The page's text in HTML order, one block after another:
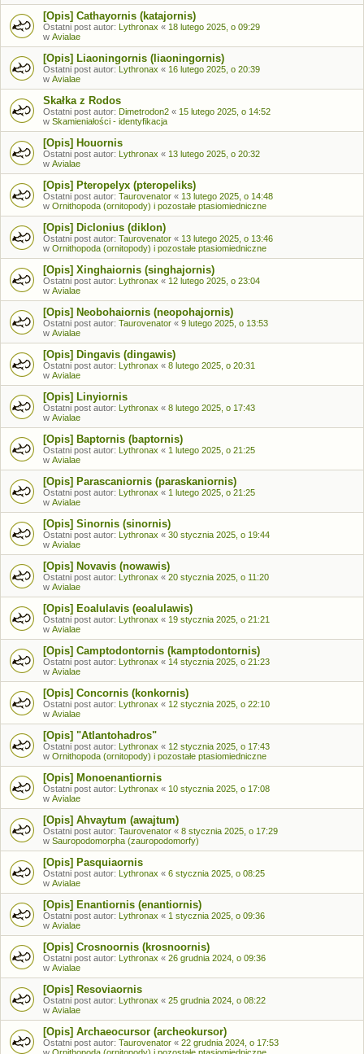
[Opis] Cathayornis (katajornis)
Ostatni post autor: Lythronax « 18 lutego 2025, o 09:29
w Avialae
[Opis] Liaoningornis (liaoningornis)
Ostatni post autor: Lythronax « 16 lutego 2025, o 20:39
w Avialae
Skałka z Rodos
Ostatni post autor: Dimetrodon2 « 15 lutego 2025, o 14:52
w Skamieniałości - identyfikacja
[Opis] Houornis
Ostatni post autor: Lythronax « 13 lutego 2025, o 20:32
w Avialae
[Opis] Pteropelyx (pteropeliks)
Ostatni post autor: Taurovenator « 13 lutego 2025, o 14:48
w Ornithopoda (ornitopody) i pozostałe ptasiomiedniczne
[Opis] Diclonius (diklon)
Ostatni post autor: Taurovenator « 13 lutego 2025, o 13:46
w Ornithopoda (ornitopody) i pozostałe ptasiomiedniczne
[Opis] Xinghaiornis (singhajornis)
Ostatni post autor: Lythronax « 12 lutego 2025, o 23:04
w Avialae
[Opis] Neobohaiornis (neopohajornis)
Ostatni post autor: Taurovenator « 9 lutego 2025, o 13:53
w Avialae
[Opis] Dingavis (dingawis)
Ostatni post autor: Lythronax « 8 lutego 2025, o 20:31
w Avialae
[Opis] Linyiornis
Ostatni post autor: Lythronax « 8 lutego 2025, o 17:43
w Avialae
[Opis] Baptornis (baptornis)
Ostatni post autor: Lythronax « 1 lutego 2025, o 21:25
w Avialae
[Opis] Parascaniornis (paraskaniornis)
Ostatni post autor: Lythronax « 1 lutego 2025, o 21:25
w Avialae
[Opis] Sinornis (sinornis)
Ostatni post autor: Lythronax « 30 stycznia 2025, o 19:44
w Avialae
[Opis] Novavis (nowawis)
Ostatni post autor: Lythronax « 20 stycznia 2025, o 11:20
w Avialae
[Opis] Eoalulavis (eoalulawis)
Ostatni post autor: Lythronax « 19 stycznia 2025, o 21:21
w Avialae
[Opis] Camptodontornis (kamptodontornis)
Ostatni post autor: Lythronax « 14 stycznia 2025, o 21:23
w Avialae
[Opis] Concornis (konkornis)
Ostatni post autor: Lythronax « 12 stycznia 2025, o 22:10
w Avialae
[Opis] "Atlantohadros"
Ostatni post autor: Lythronax « 12 stycznia 2025, o 17:43
w Ornithopoda (ornitopody) i pozostałe ptasiomiedniczne
[Opis] Monoenantiornis
Ostatni post autor: Lythronax « 10 stycznia 2025, o 17:08
w Avialae
[Opis] Ahvaytum (awajtum)
Ostatni post autor: Taurovenator « 8 stycznia 2025, o 17:29
w Sauropodomorpha (zauropodomorfy)
[Opis] Pasquiaornis
Ostatni post autor: Lythronax « 6 stycznia 2025, o 08:25
w Avialae
[Opis] Enantiornis (enantiornis)
Ostatni post autor: Lythronax « 1 stycznia 2025, o 09:36
w Avialae
[Opis] Crosnoornis (krosnoornis)
Ostatni post autor: Lythronax « 26 grudnia 2024, o 09:36
w Avialae
[Opis] Resoviaornis
Ostatni post autor: Lythronax « 25 grudnia 2024, o 08:22
w Avialae
[Opis] Archaeocursor (archeokursor)
Ostatni post autor: Taurovenator « 22 grudnia 2024, o 17:53
w Ornithopoda (ornitopody) i pozostałe ptasiomiedniczne